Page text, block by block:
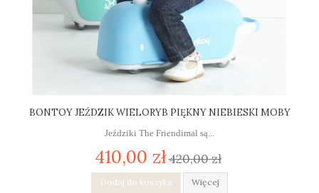
BONTOY JEŹDZIK WIELORYB PIĘKNY NIEBIESKI MOBY
Jeździki The Friendimal są...
410,00 zł420,00 zł
Dodaj do koszyka Więcej